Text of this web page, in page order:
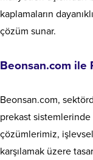
kaplamaların
çözüm sunar.
Beonsan.com ile
Beonsan.com,
prekast sistemlerinde
çözümlerimiz,
karşılamak üzere